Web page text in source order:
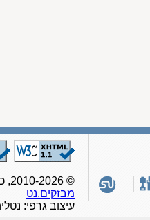
מבזקים.נט
עיצוב גרפי: נטליה